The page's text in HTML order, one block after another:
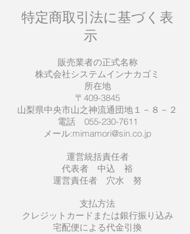
特定商取引法に基づく表
示
販売業者の正式名称
株式会社システムインナカゴミ
所在地
〒409-3845
山梨県中央市山之神流通団地１－８－２
電話055-230-7611
メール:mimamori@sin.co.jp
運営統括責任者
代表者 中込 裕
運営責任者 穴水 努
支払方法
クレジットカードまたは銀行振り込み
宅配便による代金引換